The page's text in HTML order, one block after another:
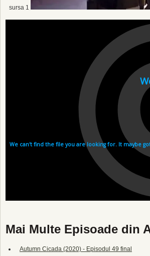
sursa 1
Mai Multe Episoade din
Autumn Cicada (2020) - Episodul 49 final